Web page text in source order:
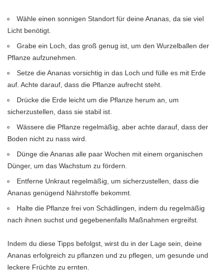
Wähle einen sonnigen Standort für deine Ananas, da sie viel
Licht benötigt.
Grabe ein Loch, das groß genug ist, um den Wurzelballen der
Pflanze aufzunehmen.
Setze die Ananas vorsichtig in das Loch und fülle es mit Erde
auf. Achte darauf, dass die Pflanze aufrecht steht.
Drücke die Erde leicht um die Pflanze herum an, um
sicherzustellen, dass sie stabil ist.
Wässere die Pflanze regelmäßig, aber achte darauf, dass der
Boden nicht zu nass wird.
Dünge die Ananas alle paar Wochen mit einem organischen
Dünger, um das Wachstum zu fördern.
Entferne Unkraut regelmäßig, um sicherzustellen, dass die
Ananas genügend Nährstoffe bekommt.
Halte die Pflanze frei von Schädlingen, indem du regelmäßig
nach ihnen suchst und gegebenenfalls Maßnahmen ergreifst.
Indem du diese Tipps befolgst, wirst du in der Lage sein, deine
Ananas erfolgreich zu pflanzen und zu pflegen, um gesunde und
leckere Früchte zu ernten.